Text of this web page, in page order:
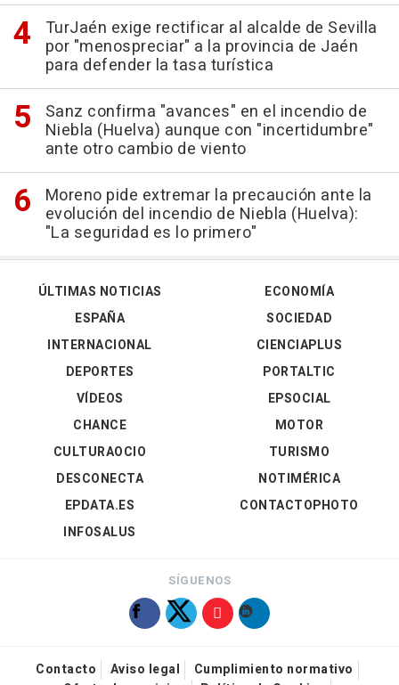
TurJaén exige rectificar al alcalde de Sevilla
por "menospreciar" a la provincia de Jaén
para defender la tasa turística
Sanz confirma "avances" en el incendio de
Niebla (Huelva) aunque con "incertidumbre"
ante otro cambio de viento
Moreno pide extremar la precaución ante la
evolución del incendio de Niebla (Huelva):
"La seguridad es lo primero"
ÚLTIMAS NOTICIAS
ESPAÑA
INTERNACIONAL
DEPORTES
VÍDEOS
ECONOMÍA
SOCIEDAD
CIENCIAPLUS
PORTALTIC
EPSOCIAL
CHANCE
CULTURAOCIO
DESCONECTA
EPDATA.ES
INFOSALUS
MOTOR
TURISMO
NOTIMÉRICA
CONTACTOPHOTO
SÍGUENOS
Contacto Aviso legal
Cumplimiento normativo